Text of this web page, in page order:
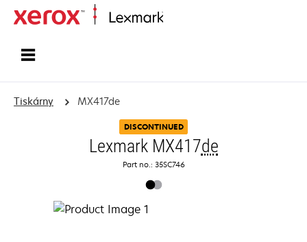
Tiskárny MX417de
DISCONTINUED
Lexmark MX417de
Part no.: 35SC746